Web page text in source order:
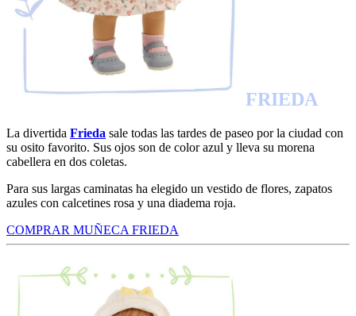
FRIEDA
La divertida Frieda sale todas las tardes de paseo por la ciudad con
su osito favorito. Sus ojos son de color azul y lleva su morena
cabellera en dos coletas.
Para sus largas caminatas ha elegido un vestido de flores, zapatos
azules con calcetines rosa y una diadema roja.
COMPRAR MUÑECA FRIEDA